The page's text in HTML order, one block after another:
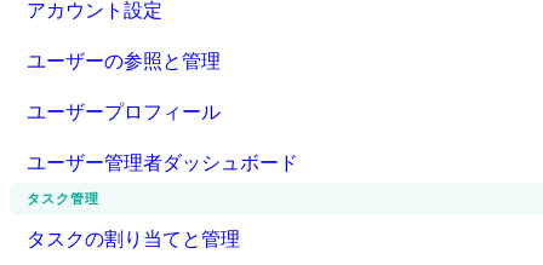
アカウント設定
ユーザーの参照と管理
ユーザープロフィール
ユーザー管理者ダッシュボード
タスク管理
タスクの割り当てと管理